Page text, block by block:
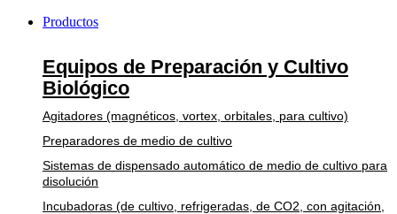
Productos
Equipos de Preparación y Cultivo
Biológico
Agitadores (magnéticos, vortex, orbitales, para cultivo)
Preparadores de medio de cultivo
Sistemas de dispensado automático de medio de cultivo para
disolución
Incubadoras (de cultivo, refrigeradas, de CO2, con agitación,